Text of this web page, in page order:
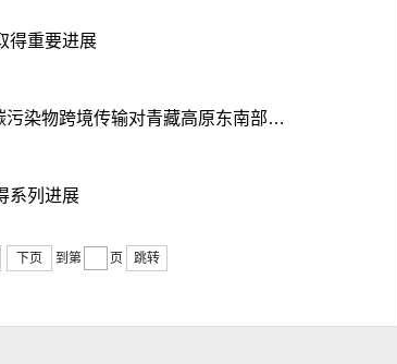
得重要进展
我校教师在《PNAS》上发表文章揭示南亚黑碳污染物跨境传输对青藏高原东南部冰川退缩的影响
系列进展
下页 到第 页 跳转